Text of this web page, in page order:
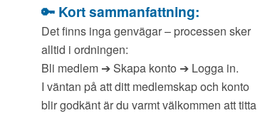
🔑 Kort sammanfattning:
Det finns inga genvägar – processen sker
alltid i ordningen:
Bli medlem ➔ Skapa konto ➔ Logga in.
I väntan på att ditt medlemskap och konto
blir godkänt är du varmt välkommen att titta